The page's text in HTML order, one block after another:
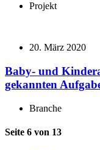
Projekt
20. März 2020
Baby- und
gekannten
Branche
Seite 6 von 13